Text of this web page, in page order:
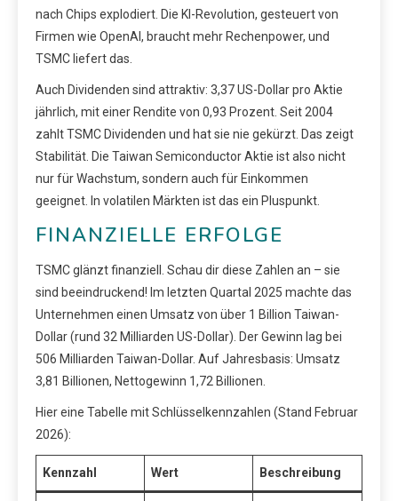
nach Chips explodiert. Die KI-Revolution, gesteuert von
Firmen wie OpenAI, braucht mehr Rechenpower, und
TSMC liefert das.
Auch Dividenden sind attraktiv: 3,37 US-Dollar pro Aktie
jährlich, mit einer Rendite von 0,93 Prozent. Seit 2004
zahlt TSMC Dividenden und hat sie nie gekürzt. Das zeigt
Stabilität. Die Taiwan Semiconductor Aktie ist also nicht
nur für Wachstum, sondern auch für Einkommen
geeignet. In volatilen Märkten ist das ein Pluspunkt.
FINANZIELLE ERFOLGE
TSMC glänzt finanziell. Schau dir diese Zahlen an – sie
sind beeindruckend! Im letzten Quartal 2025 machte das
Unternehmen einen Umsatz von über 1 Billion Taiwan-
Dollar (rund 32 Milliarden US-Dollar). Der Gewinn lag bei
506 Milliarden Taiwan-Dollar. Auf Jahresbasis: Umsatz
3,81 Billionen, Nettogewinn 1,72 Billionen.
Hier eine Tabelle mit Schlüsselkennzahlen (Stand Februar
2026):
Kennzahl Wert Beschreibung